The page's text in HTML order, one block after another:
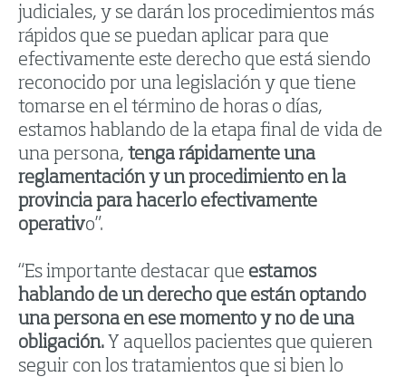
judiciales, y se darán los procedimientos más
rápidos que se puedan aplicar para que
efectivamente este derecho que está siendo
reconocido por una legislación y que tiene
tomarse en el término de horas o días,
estamos hablando de la etapa final de vida de
una persona, tenga rápidamente una
reglamentación y un procedimiento en la
provincia para hacerlo efectivamente
operativo”.
“Es importante destacar que estamos
hablando de un derecho que están optando
una persona en ese momento y no de una
obligación. Y aquellos pacientes que quieren
seguir con los tratamientos que si bien lo